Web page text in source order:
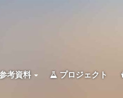
考資料 プロジェクト